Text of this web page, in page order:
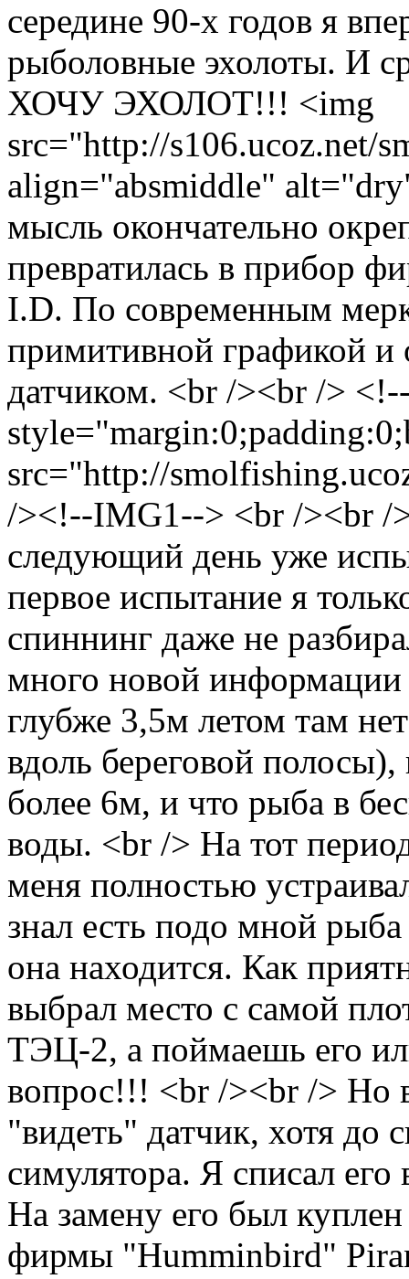
середине 90-х годов я
рыболовные эхолоты. И
ХОЧУ ЭХОЛОТ!!! <img
src="http://s106.ucoz.net/
align="absmiddle"
мысль окончательно
превратилась в прибор
I.D. По современным
примитивной графикой
датчиком. <br /><br />
src="http://
/><!--IMG1--> <br /><br /
следующий день уже
первое испытание я
спиннинг даже не
много новой
глубже 3,5м летом там
вдоль береговой
более 6м, и что рыба в
воды. <br /> На тот
меня полностью
знал есть подо мной
она находится. Как
выбрал место с самой
ТЭЦ-2, а поймаешь его
вопрос!!! <br /><br /> Но
"видеть" датчик, хотя до
симулятора. Я списал
На замену его был
фирмы "Humminbird"